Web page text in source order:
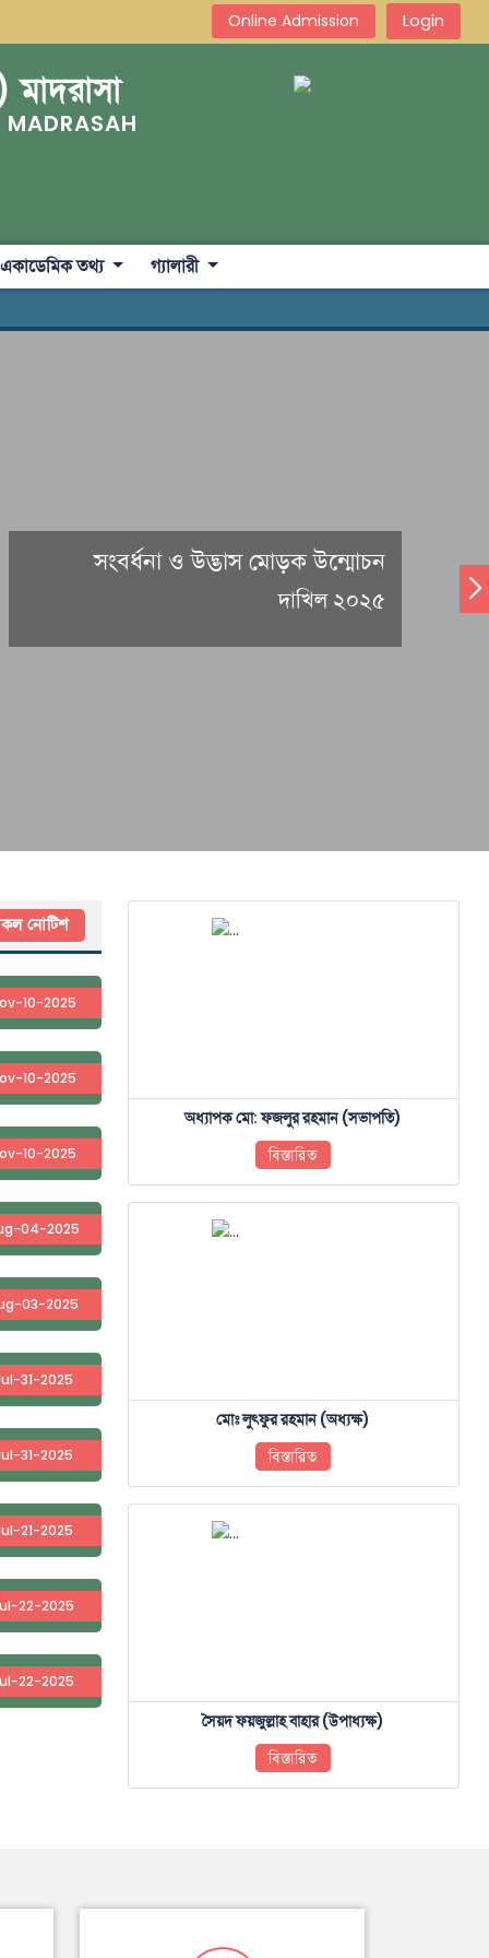
Online Admission Login
মাদরাসা
একাডেমিক তথ্য গ্যালারী
সংবর্ধনা ও উদ্ভাস মোড়ক উন্মোচন
দাখিল ২০২৫
নোটিশ
10-2025
10-2025
10-2025
04-2025
03-2025
31-2025
31-2025
21-2025
22-2025
22-2025
অধ্যাপক মো: ফজলুর রহমান (সভাপতি)
বিস্তারিত
মোঃ লুৎফুর রহমান (অধ্যক্ষ)
বিস্তারিত
সৈয়দ ফয়জুল্লাহ বাহার (উপাধ্যক্ষ)
বিস্তারিত